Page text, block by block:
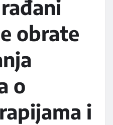
obrate
o
i